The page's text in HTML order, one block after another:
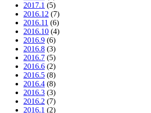
2017.1 (5)
2016.12 (7)
2016.11 (6)
2016.10 (4)
2016.9 (6)
2016.8 (3)
2016.7 (5)
2016.6 (2)
2016.5 (8)
2016.4 (8)
2016.3 (3)
2016.2 (7)
2016.1 (2)